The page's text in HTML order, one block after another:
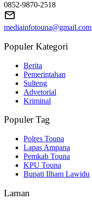
0852-9870-2518
mediainfotouna@gmail.com
Populer Kategori
Berita
Pemerintahan
Sulteng
Advetorial
Kriminal
Populer Tag
Polres Touna
Lapas Ampana
Pemkab Touna
KPU Touna
Bupati Ilham Lawidu
Laman